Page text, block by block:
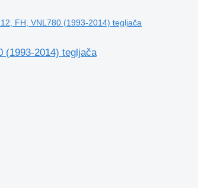
FH, VNL780 (1993-2014) tegljača
(1993-2014) tegljača